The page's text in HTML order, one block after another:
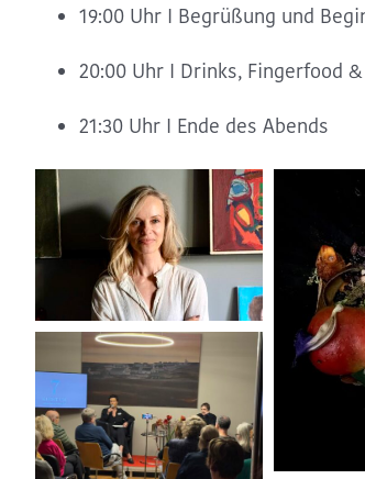
19:00 Uhr I Begrüßung und
20:00 Uhr I Drinks, Fingerfood
21:30 Uhr I Ende des Abends